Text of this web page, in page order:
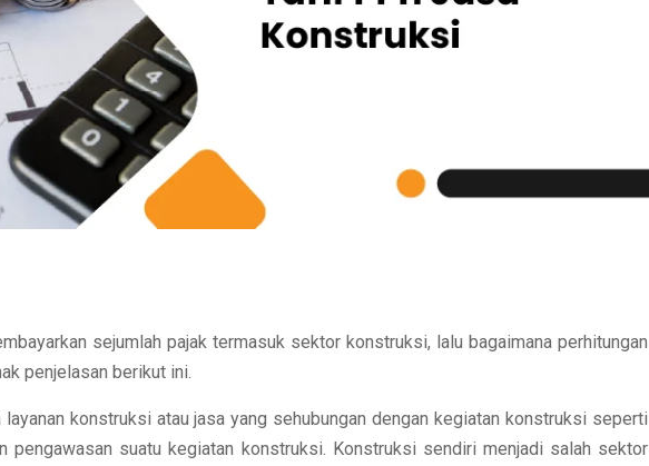
sejumlah pajak termasuk sektor konstruksi, lalu bagaimana perhitungan
penjelasan berikut ini.
konstruksi atau jasa yang sehubungan dengan kegiatan konstruksi seperti
pengawasan suatu kegiatan konstruksi. Konstruksi sendiri menjadi salah sektor